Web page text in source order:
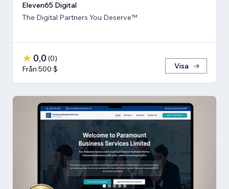
Eleven65 Digital
The Digital Partners You Deserve™
0,0 (0)
Från 500 $
Visa